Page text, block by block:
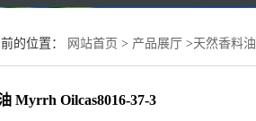
的位置： 网站首页 > 产品展厅 >天然香料油
Myrrh Oilcas8016-37-3